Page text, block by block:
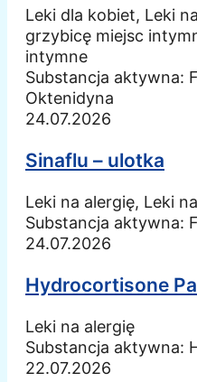
Leki dla kobiet, Leki
grzybicę miejsc
intymne
Substancja aktywna:
Oktenidyna
24.07.2026
Sinaflu – ulotka
Leki na alergię, Leki
Substancja aktywna:
24.07.2026
Hydrocortisone
Leki na alergię
Substancja aktywna:
22.07.2026